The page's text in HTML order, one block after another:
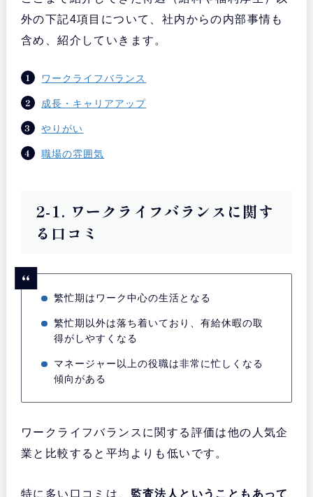
外の下記4項目について、社内からの内部事情も
含め、紹介していきます。
ワークライフバランス
成長・キャリアアップ
やりがい
職場の雰囲気
2-1. ワークライフバランスに関す
る口コミ
繁忙期はワーク中心の生活となる
繁忙期以外は落ち着いており、有給休暇の取
得がしやすくなる
マネージャー以上の役職は非常に忙しくなる
傾向がある
ワークライフバランスに関する評価は他の人気企
業と比較すると平均よりも低いです。
特に多い口コミは、 監査法人ということもあって